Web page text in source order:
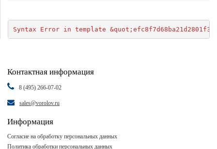
Syntax Error in template
Контактная информация
8 (495) 266-07-02
sales@vorolov.ru
Информация
Согласие на обработку персональных данных
Политика обработки персональных данных